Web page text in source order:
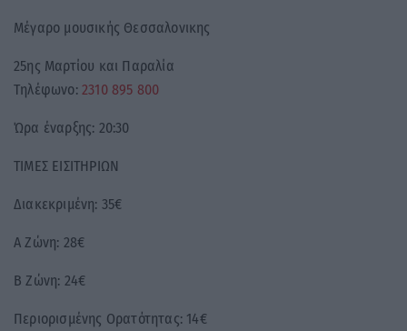
Μέγαρο μουσικής Θεσσαλονικης
25ης Μαρτίου και Παραλία
Τηλέφωνο: 2310 895 800
Ώρα έναρξης: 20:30
ΤΙΜΕΣ ΕΙΣΙΤΗΡΙΩΝ
Διακεκριμένη: 35€
Α Ζώνη: 28€
Β Ζώνη: 24€
Περιορισμένης Ορατότητας: 14€